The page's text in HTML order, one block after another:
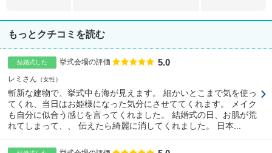
もっとクチコミを読む
結婚式した 挙式会場の評価 点数
5.0
レミさん 女性
斬新な建物で、挙式中も海が見えます。 細かいとこまで気を使っ
てくれ、当日はお姫様になった気分にさせててくれます。 メイク
も自分に似合う感じを言ってくれました。 結婚式の日、お肌が荒
れてしまって、、 伝えたら綺麗に消してくれました。 日本...